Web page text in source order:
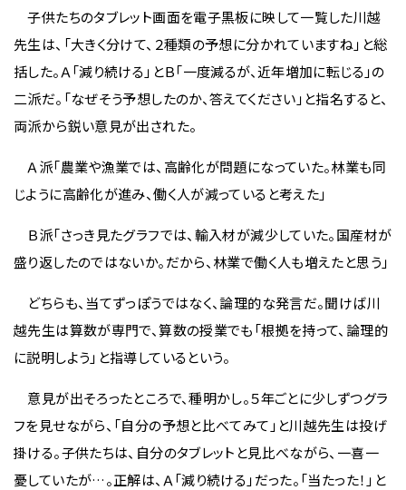
子供たちのタブレット画面を電子黒板に映して一覧した川越
先生は、「大きく分けて、２種類の予想に分かれていますね」と総
括した。Ａ「減り続ける」とＢ「一度減るが、近年増加に転じる」の
二派だ。「なぜそう予想したのか、答えてください」と指名すると、
両派から鋭い意見が出された。
Ａ派「農業や漁業では、高齢化が問題になっていた。林業も同
じように高齢化が進み、働く人が減っていると考えた」
Ｂ派「さっき見たグラフでは、輸入材が減少していた。国産材が
盛り返したのではないか。だから、林業で働く人も増えたと思う」
どちらも、当てずっぽうではなく、論理的な発言だ。聞けば川
越先生は算数が専門で、算数の授業でも「根拠を持って、論理的
に説明しよう」と指導しているという。
意見が出そろったところで、種明かし。５年ごとに少しずつグラ
フを見せながら、「自分の予想と比べてみて」と川越先生は投げ
掛ける。子供たちは、自分のタブレットと見比べながら、一喜一
憂していたが…。正解は、Ａ「減り続ける」だった。「当たった！」と